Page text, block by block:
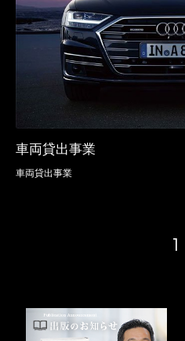
車両貸出事業
車両貸出事業
1